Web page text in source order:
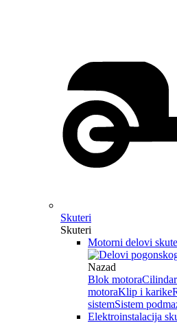
Skuteri
Skuteri
Motorni delovi
Nazad
Blok motoraCilindar
motoraKlip i karike
sistemSistem
Elektroinstalacija